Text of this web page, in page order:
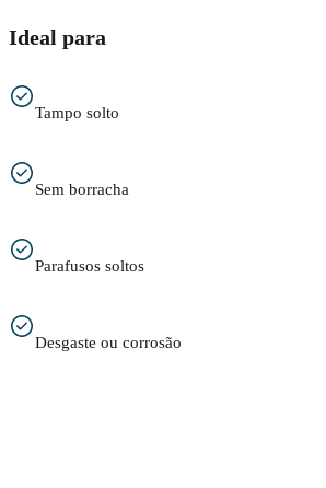
Ideal para
Tampo solto
Sem borracha
Parafusos soltos
Desgaste ou corrosão